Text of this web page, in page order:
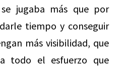
jugaba más que por
tiempo y conseguir
más visibilidad, que
todo el esfuerzo que